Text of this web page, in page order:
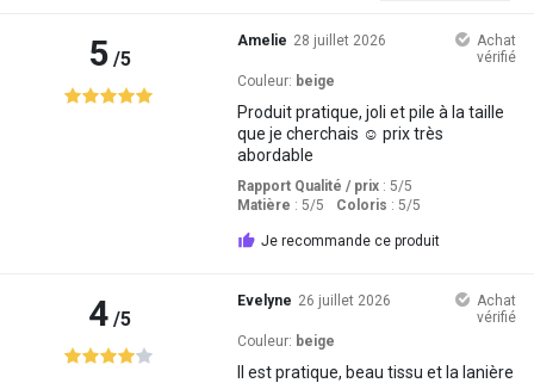
5/5
Amelie 28 juillet 2026
Achat
vérifié
Couleur: beige
Produit pratique, joli et pile à la taille
que je cherchais ☺️ prix très
abordable
Rapport Qualité / prix: 5/5
Matière : 5/5 Coloris : 5/5
Je recommande ce produit
4/5
Evelyne 26 juillet 2026
Achat
vérifié
Couleur: beige
Il est pratique, beau tissu et la lanière